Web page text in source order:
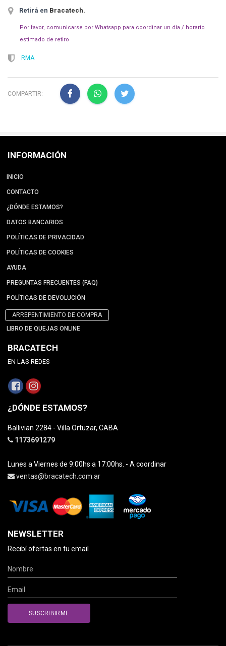
Retirá en Bracatech.
Por favor, comunicarse por Whatsapp para coordinar un día / horario
estimado de retiro
RMA
COMPARTIR:
INFORMACIÓN
INICIO
CONTACTO
¿DÓNDE ESTAMOS?
DATOS BANCARIOS
POLÍTICAS DE PRIVACIDAD
POLÍTICAS DE COOKIES
AYUDA
PREGUNTAS FRECUENTES (FAQ)
POLÍTICAS DE DEVOLUCIÓN
ARREPENTIMIENTO DE COMPRA
LIBRO DE QUEJAS ONLINE
BRACATECH
EN LAS REDES
¿DÓNDE ESTAMOS?
Ballivian 2284 - Villa Ortuzar, CABA
1173691279
Lunes a Viernes de 9:00hs a 17:00hs. - A coordinar
ventas@bracatech.com.ar
NEWSLETTER
Recibí ofertas en tu email